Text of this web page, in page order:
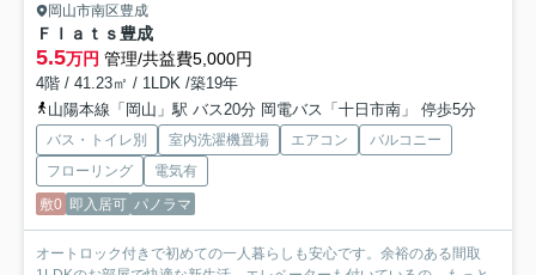
岡山市南区豊成
Ｆｌａｔｓ豊成
5.5万円 管理/共益費5,000円
4階 / 41.23㎡ / 1LDK /築19年
山陽本線「岡山」駅 バス20分 岡電バス「十日市南」 停歩5分
バス・トイレ別 室内洗濯機置場 エアコン
バルコニー
フローリング
電気有
敷0 即入居可 パノラマ
オートロック付きで初めての一人暮らしも安心です。余裕のある間取